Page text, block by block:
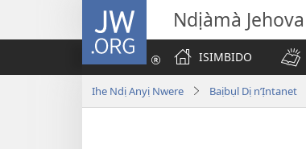
JW.ORG Ndịàmà Jehova
ISIMBIDO
Ihe Ndị Anyị Nwere Baịbụl Dị n’Ịntanet